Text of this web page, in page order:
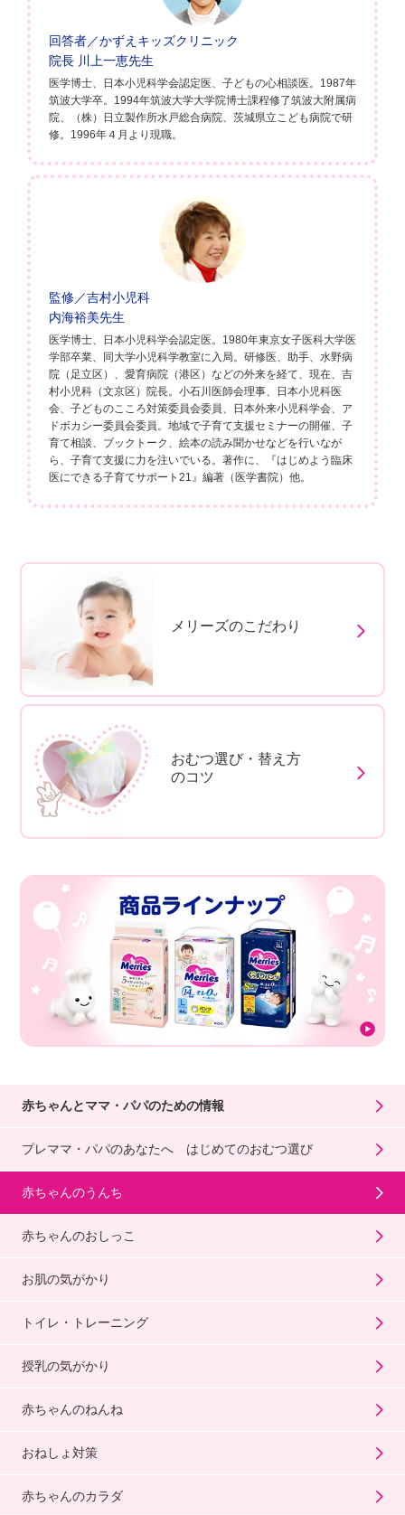
回答者／かずえキッズクリニック
院長 川上一恵先生
医学博士、日本小児科学会認定医、子どもの心相談医。1987年
筑波大学卒。1994年筑波大学大学院博士課程修了筑波大附属病
院、（株）日立製作所水戸総合病院、茨城県立こども病院で研
修。1996年４月より現職。
監修／吉村小児科
内海裕美先生
医学博士、日本小児科学会認定医。1980年東京女子医科大学医
学部卒業、同大学小児科学教室に入局。研修医、助手、水野病
院（足立区）、愛育病院（港区）などの外来を経て、現在、吉
村小児科（文京区）院長。小石川医師会理事、日本小児科医
会、子どものこころ対策委員会委員、日本外来小児科学会、ア
ドボカシー委員会委員。地域で子育て支援セミナーの開催、子
育て相談、ブックトーク、絵本の読み聞かせなどを行いなが
ら、子育て支援に力を注いでいる。著作に、『はじめよう臨床
医にできる子育てサポート21』編著（医学書院）他。
メリーズのこだわり
おむつ選び・替え方
のコツ
赤ちゃんとママ・パパのための情報
プレママ・パパのあなたへ はじめてのおむつ選び
赤ちゃんのうんち
赤ちゃんのおしっこ
お肌の気がかり
トイレ・トレーニング
授乳の気がかり
赤ちゃんのねんね
おねしょ対策
赤ちゃんのカラダ